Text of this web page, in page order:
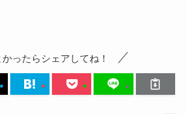
かったらシェアしてね！